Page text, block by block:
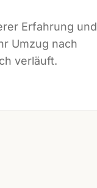
Erfahrung und
Umzug nach
verläuft.